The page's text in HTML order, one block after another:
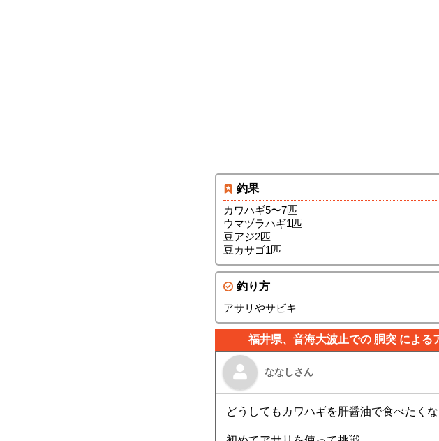
釣果
カワハギ5〜7匹
ウマヅラハギ1匹
豆アジ2匹
豆カサゴ1匹
釣り方
アサリやサビキ
福井県、音海大波止での 胴突 による
ななしさん
どうしてもカワハギを肝醤油で食べたくな